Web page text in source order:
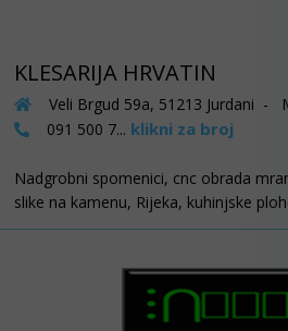
KLESARIJA HRVATIN
Veli Brgud 59a, 51213 Jurdani -
091 500 7... klikni za broj
Nadgrobni spomenici, cnc obrada
slike na kamenu, Rijeka, kuhinjske